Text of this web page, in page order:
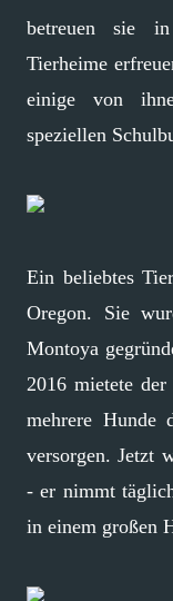
betreuen sie
Tierheime
einige von
speziellen
Ein beliebtes
Oregon. Sie
Montoya
2016 mietete
mehrere
versorgen. Jetzt
- er nimmt
in einem großen